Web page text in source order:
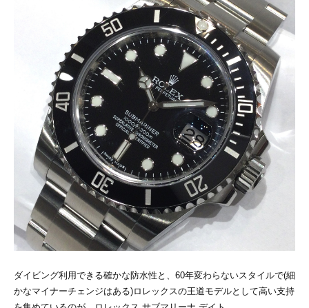
ダイビング利用できる確かな防水性と、60年変わらないスタイルで(細
かなマイナーチェンジはある)ロレックスの王道モデルとして高い支持